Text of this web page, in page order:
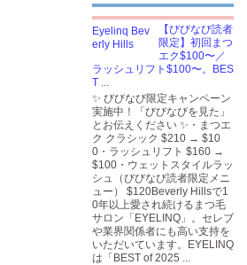
【びびなび読者
限定】初回まつ
エク$100〜／
ラッシュリフト$100〜。BES
T ...
✨ びびなび限定キャンペーン
実施中！「びびなびを見た」
とお伝えください ✨・まつエ
ク クラシック $210 → $10
0・ラッシュリフト $160 →
$100・ウェットスタイルラッ
シュ（びびなび読者限定メニ
ュー） $120Beverly Hillsで1
0年以上愛され続けるまつ毛
サロン「EYELINQ」。セレブ
や業界関係者にも高い支持を
いただいています。EYELINQ
は「BEST of 2025 ...